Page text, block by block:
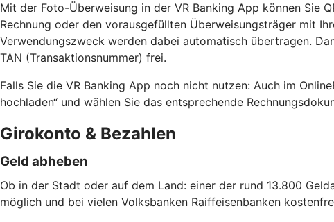
Mit der Foto-Überweisung in der VR Banking App können Sie
Rechnung oder den vorausgefüllten Überweisungsträger mit
Verwendungszweck werden dabei automatisch übertragen.
TAN (Transaktionsnummer) frei.
Falls Sie die VR Banking App noch nicht nutzen: Auch im
hochladen“ und wählen Sie das entsprechende
Girokonto & Bezahlen
Geld abheben
Ob in der Stadt oder auf dem Land: einer der rund 13.800
möglich und bei vielen Volksbanken Raiffeisenbanken